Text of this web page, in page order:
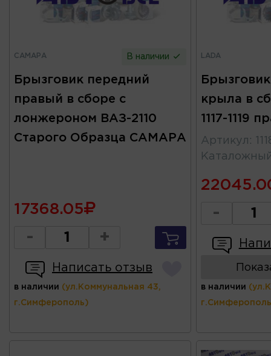
САМАРА В наличии
Брызговик передний
правый в сборе с
лонжероном ВАЗ-2110
Старого Образца САМАРА
17368.05
- +
Написать отзыв
в наличии (ул.Коммунальная 43,
г.Симферополь)
LADA
крыла в
1117-1119
Артикул :
-
в наличии